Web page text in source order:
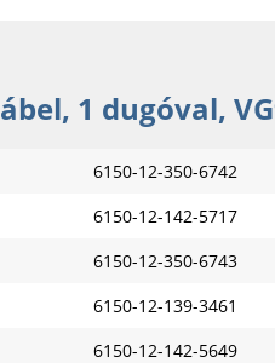
1 dugóval,
6150-12-350-6742
6150-12-142-5717
6150-12-350-6743
6150-12-139-3461
6150-12-142-5649